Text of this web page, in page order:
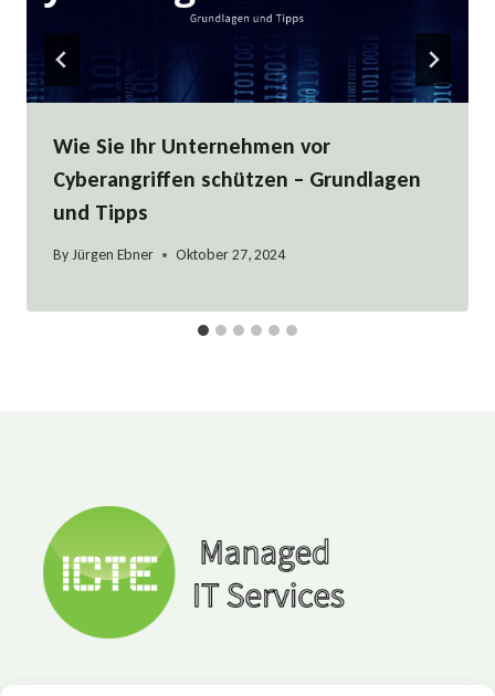
Wie Sie Ihr Unternehmen vor
Cyberangriffen schützen – Grundlagen
und Tipps
ByJürgen Ebner Oktober 27, 2024